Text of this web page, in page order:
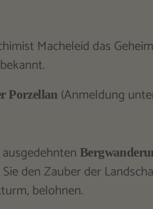
Macheleid das
Porzellan (Anmeldung
den Zauber der
belohnen.